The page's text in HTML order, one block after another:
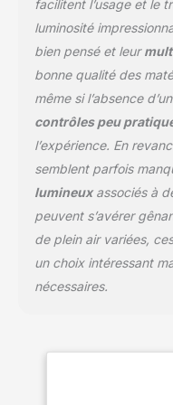
facilitent l’usage et le
luminosité
bien pensé et leur
bonne qualité des
même si l’absence
contrôles peu
l’expérience. En
semblent parfois
lumineuxassociés à
peuvent s’avérer
de plein air variées,
un choix intéressant
nécessaires.